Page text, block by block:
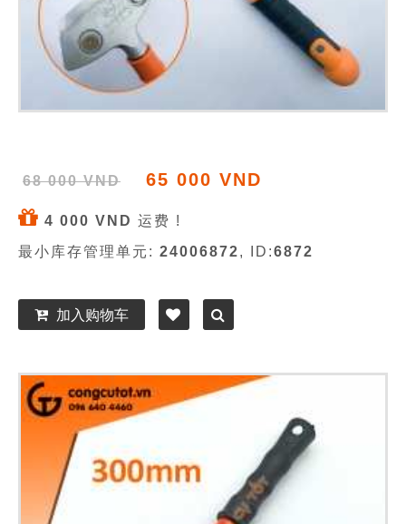
68 000 VND 65 000 VND
4 000 VND 运费 !
最小库存管理单元: 24006872, ID:6872
加入购物车